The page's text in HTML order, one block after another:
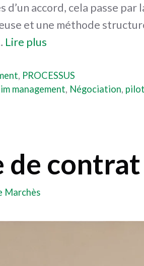
d’un accord, cela passe
et une méthode
Lire plus
, PROCESSUS
management, Négociation,
contrat
Marchès